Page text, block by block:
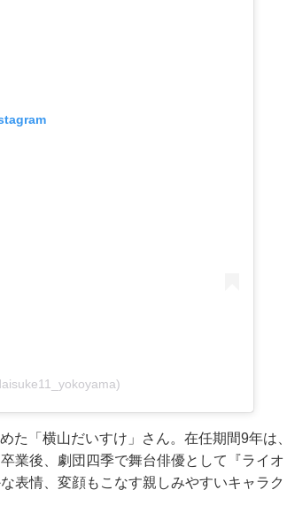
た「横山だいすけ」さん。在任期間9年は、
業後、劇団四季で舞台俳優として『ライオ
表情、変顔もこなす親しみやすいキャラク